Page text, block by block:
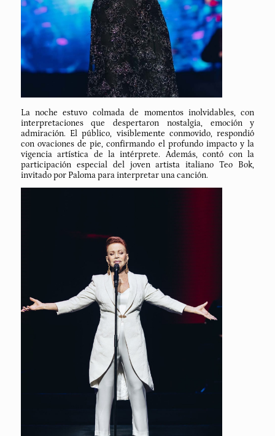
La noche estuvo colmada de momentos inolvidables, con
interpretaciones que despertaron nostalgia, emoción y
admiración. El público, visiblemente conmovido, respondió
con ovaciones de pie, confirmando el profundo impacto y la
vigencia artística de la intérprete. Además, contó con la
participación especial del joven artista italiano Teo Bok,
invitado por Paloma para interpretar una canción.